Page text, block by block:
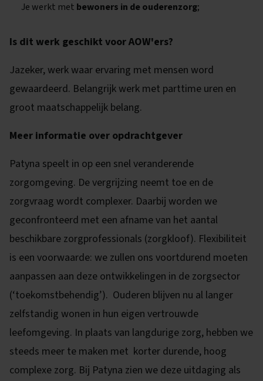
Je werkt met bewoners in de ouderenzorg;
Is dit werk geschikt voor AOW'ers?
Jazeker, werk waar ervaring met mensen word
gewaardeerd. Belangrijk werk met parttime uren en
groot maatschappelijk belang.
Meer informatie over opdrachtgever
Patyna speelt in op een snel veranderende
zorgomgeving. De vergrijzing neemt toe en de
zorgvraag wordt complexer. Daarbij worden we
geconfronteerd met een afname van het aantal
beschikbare zorgprofessionals (zorgkloof). Flexibiliteit
is een voorwaarde: we zullen ons voortdurend moeten
aanpassen aan deze ontwikkelingen in de zorgsector
(‘toekomstbehendig’). Ouderen blijven nu al langer
zelfstandig wonen in hun eigen vertrouwde
leefomgeving. In plaats van langdurige zorg, hebben we
steeds meer te maken met korter durende, hoog
complexe zorg. Bij Patyna zien we deze uitdaging als